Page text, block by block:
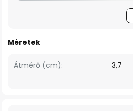
Méretek
Átmérő (cm): 3,7